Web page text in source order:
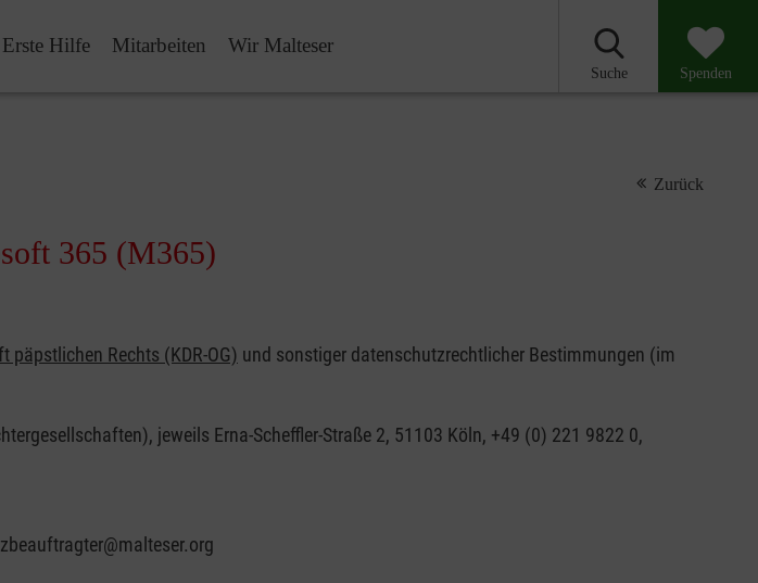
Erste Hilfe Mitarbeiten Wir Malteser
Suche Spenden
Zurück
365 (M365)
päpstlichen Rechts (KDR-OG) und sonstiger datenschutzrechtlicher Bestimmungen (im
jeweils Erna-Scheffler-Straße 2, 51103 Köln, +49 (0) 221 9822 0,